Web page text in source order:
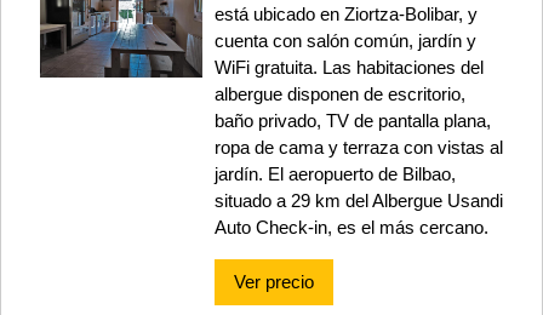
está ubicado en Ziortza-Bolibar, y
cuenta con salón común, jardín y
WiFi gratuita. Las habitaciones del
albergue disponen de escritorio,
baño privado, TV de pantalla plana,
ropa de cama y terraza con vistas al
jardín. El aeropuerto de Bilbao,
situado a 29 km del Albergue Usandi
Auto Check-in, es el más cercano.
Ver precio